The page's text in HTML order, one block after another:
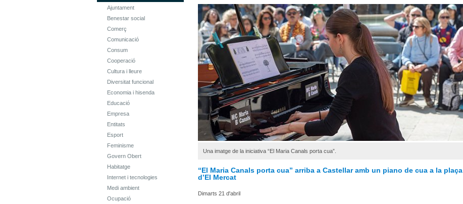
Ajuntament
Benestar social
Comerç
Comunicació
Consum
Cooperació
Cultura i lleure
Diversitat funcional
Economia i hisenda
Educació
Empresa
Entitats
Esport
Feminisme
Govern Obert
Habitatge
Internet i tecnologies
Medi ambient
Ocupació
Una imatge de la iniciativa “El Maria Canals porta cua”.
“El Maria Canals porta cua” arriba a Castellar amb un piano de cua a la plaça
d’El Mercat
Dimarts 21 d'abril